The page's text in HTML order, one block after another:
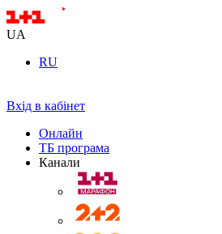
UA
RU
Вхід в кабінет
Онлайн
ТБ програма
Канали